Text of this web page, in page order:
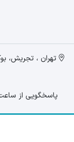
تهران ، تجریش،
پاسخگویی از ساعت 10 تا 22 (425 7575 0902 -